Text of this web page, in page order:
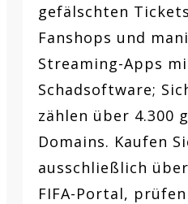
gefälschten
Fanshops und
Streaming-Apps
Schadsoftware;
zählen über 4.300
Domains. Kaufen
ausschließlich
FIFA-Portal,